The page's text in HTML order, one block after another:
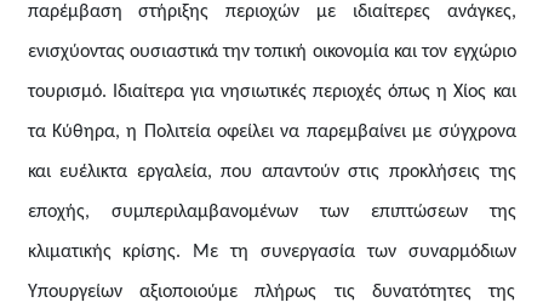
παρέμβαση στήριξης περιοχών με ιδιαίτερες ανάγκες,
ενισχύοντας ουσιαστικά την τοπική οικονομία και τον εγχώριο
τουρισμό. Ιδιαίτερα για νησιωτικές περιοχές όπως η Χίος και
τα Κύθηρα, η Πολιτεία οφείλει να παρεμβαίνει με σύγχρονα
και ευέλικτα εργαλεία, που απαντούν στις προκλήσεις της
εποχής, συμπεριλαμβανομένων των επιπτώσεων της
κλιματικής κρίσης. Με τη συνεργασία των συναρμόδιων
Υπουργείων αξιοποιούμε πλήρως τις δυνατότητες της